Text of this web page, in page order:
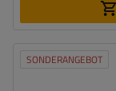
SONDERANGEBOT